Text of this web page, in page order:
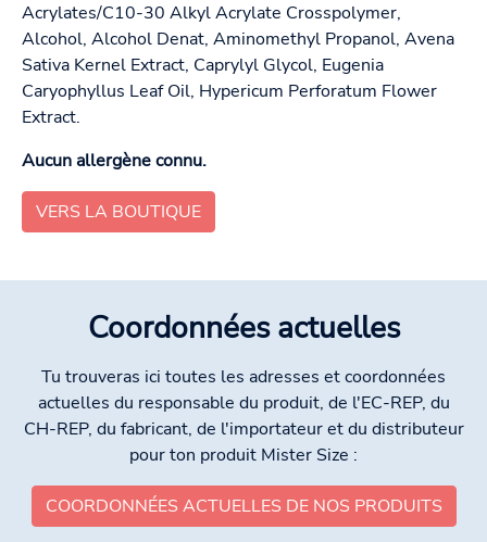
Acrylates/C10-30 Alkyl Acrylate Crosspolymer,
Alcohol, Alcohol Denat, Aminomethyl Propanol, Avena
Sativa Kernel Extract, Caprylyl Glycol, Eugenia
Caryophyllus Leaf Oil, Hypericum Perforatum Flower
Extract.
Aucun allergène connu.
VERS LA BOUTIQUE
Coordonnées actuelles
Tu trouveras ici toutes les adresses et coordonnées
actuelles du responsable du produit, de l'EC-REP, du
CH-REP, du fabricant, de l'importateur et du distributeur
pour ton produit Mister Size :
COORDONNÉES ACTUELLES DE NOS PRODUITS